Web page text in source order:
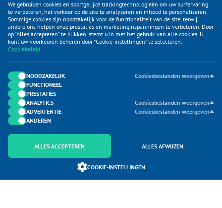
KLANTENSERVICE
CATEGORIEËN
DUIJVELAAR E-COMMERCE
CONTACTEN
Onderdeel van Duijvelaar E-commerce
SoloMono.net
We gebruiken cookies en soortgelijke trackingtechnologieën om uw surfervaring
te verbeteren, het verkeer op de site te analyseren en inhoud te personaliseren.
Sommige cookies zijn noodzakelijk voor de functionaliteit van de site, terwijl
andere ons helpen onze prestaties en marketinginspanningen te verbeteren. Door
op “Alles accepteren” te klikken, stemt u in met het gebruik van alle cookies. U
kunt uw voorkeuren beheren door “Cookie-instellingen” te selecteren.
Cookiebeleid
NOODZAKELIJK
Cookiesbestanden weergeven
FUNCTIONEEL
PRESTATIES
ANALYTICS
Cookiesbestanden weergeven
ADVERTENTIE
Cookiesbestanden weergeven
ANDEREN
ALLES ACCEPTEREN ALLES AFWIJZEN
COOKIE-INSTELLINGEN